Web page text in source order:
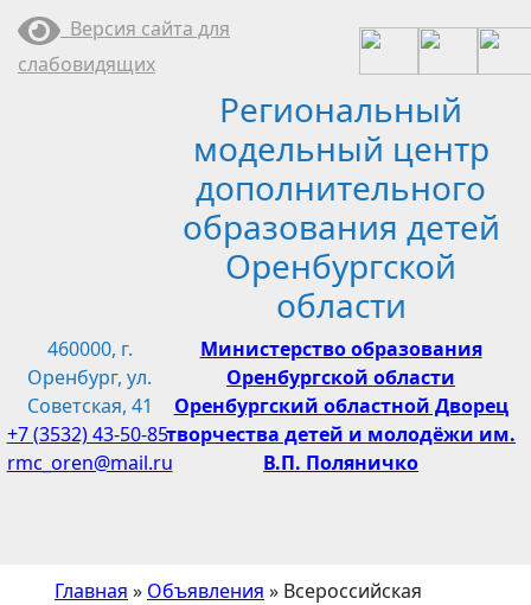
Перейти
содержимому
Версия сайта для
слабовидящих
Региональный
модельный центр
дополнительного
образования детей
Оренбургской
области
460000, г.
Оренбург, ул.
Советская, 41
+7 (3532) 43-50-85
rmc_oren@mail.ru
Министерство образования
Оренбургской области
Оренбургский областной Дворец
творчества детей и молодёжи им.
В.П. Поляничко
Главная » Объявления » Всероссийская